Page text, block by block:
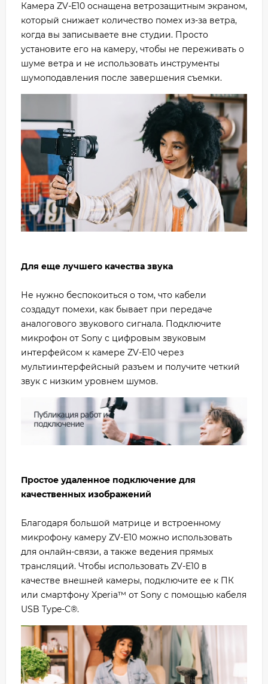
Камера ZV-E10 оснащена ветрозащитным экраном,
который снижает количество помех из-за ветра,
когда вы записываете вне студии. Просто
установите его на камеру, чтобы не переживать о
шуме ветра и не использовать инструменты
шумоподавления после завершения съемки.
Для еще лучшего качества звука
Не нужно беспокоиться о том, что кабели
создадут помехи, как бывает при передаче
аналогового звукового сигнала. Подключите
микрофон от Sony с цифровым звуковым
интерфейсом к камере ZV-E10 через
мультиинтерфейсный разъем и получите четкий
звук с низким уровнем шумов.
Простое удаленное подключение для
качественных изображений
Благодаря большой матрице и встроенному
микрофону камеру ZV-E10 можно использовать
для онлайн-связи, а также ведения прямых
трансляций. Чтобы использовать ZV-E10 в
качестве внешней камеры, подключите ее к ПК
или смартфону Xperia™ от Sony с помощью кабеля
USB Type‑C®.